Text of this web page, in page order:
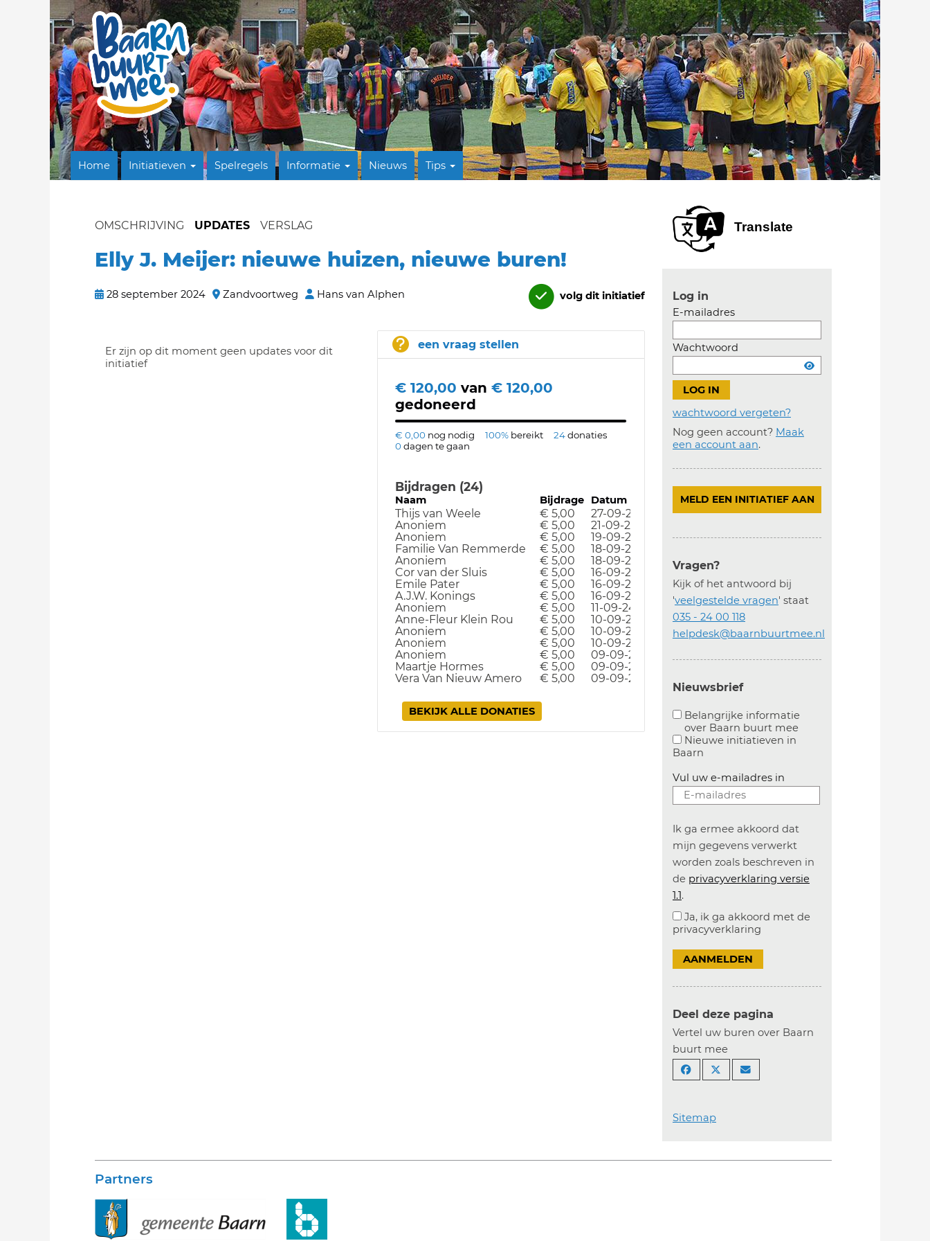
Home Initiatieven Spelregels Informatie Nieuws Tips
OMSCHRIJVING UPDATES VERSLAG
Elly J. Meijer: nieuwe huizen, nieuwe buren!
28 september 2024 Zandvoortweg Hans van Alphen volg dit initiatief
Er zijn op dit moment geen updates voor dit
initiatief
een vraag stellen
€ 120,00 van € 120,00
gedoneerd
€ 0,00 nog nodig 100% bereikt 24donaties
0dagen te gaan
Bijdragen (24)
Naam Bijdrage Datum
Thijs van Weele € 5,00
27-09-24
Anoniem
€ 5,00
21-09-24
Anoniem
€ 5,00
19-09-24
Familie Van Remmerde
€ 5,00
18-09-24
Anoniem
€ 5,00
18-09-24
Cor van der Sluis
€ 5,00
16-09-24
Emile Pater
€ 5,00
16-09-24
A.J.W. Konings
€ 5,00
16-09-24
Anoniem
€ 5,00
11-09-24
Anne-Fleur Klein Rou
€ 5,00
10-09-24
Anoniem
€ 5,00
10-09-24
Anoniem
€ 5,00
10-09-24
Anoniem
€ 5,00
09-09-24
Maartje Hormes
€ 5,00
09-09-24
Vera Van Nieuw Amero
€ 5,00 09-09-24
BEKIJK ALLE DONATIES
Translate
Log in
E-mailadres
Wachtwoord
wachtwoord vergeten?
Nog geen account? Maak
een account aan.
MELD EEN INITIATIEF AAN
Vragen?
Kijk of het antwoord bij
'veelgestelde vragen' staat
035 - 24 00 118
helpdesk@baarnbuurtmee.nl
Nieuwsbrief
Belangrijke informatie
over Baarn buurt mee
Aanvinken om belangrijke informatie over
Nieuwe initiatieven in
Baarn
Vul uw e-mailadres in
Ik ga ermee akkoord dat
mijn gegevens verwerkt
worden zoals beschreven in
de privacyverklaring versie
1.1.
Ja, ik ga akkoord met de
privacyverklaring
AANMELDEN
Deel deze pagina
Vertel uw buren over Baarn
buurt mee
Sitemap
Partners